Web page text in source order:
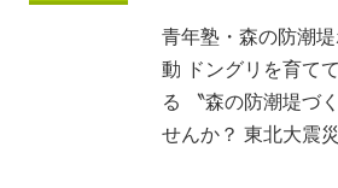
青年塾・森の防潮
動 ドングリを育て
る 〝森の防潮堤づ
せんか？ 東北大震災